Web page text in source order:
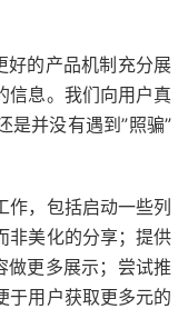
好的产品机制充分展
信息。我们向用户真
是并没有遇到”照骗”
作，包括启动一些列
非美化的分享；提供
做更多展示；尝试推
于用户获取更多元的